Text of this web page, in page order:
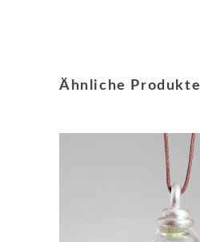
Ähnliche Produkte